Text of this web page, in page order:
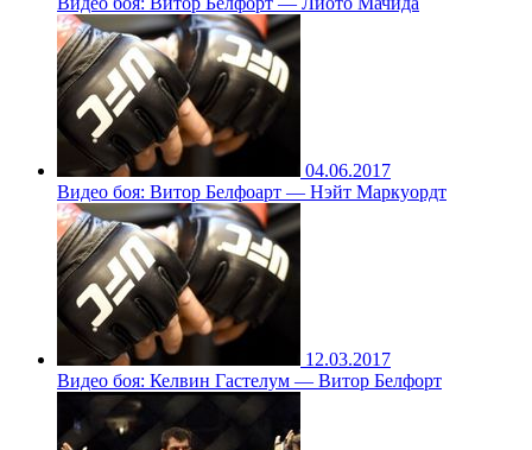
04.06.2017
Видео боя: Витор Белфоарт — Нэйт Маркуордт
12.03.2017
Видео боя: Келвин Гастелум — Витор Белфорт